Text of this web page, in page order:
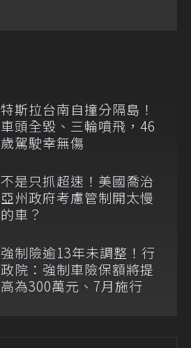
特斯拉台南自撞分隔島！
車頭全毀、三輪噴飛，46
歲駕駛幸無傷
不是只抓超速！美國喬治
亞州政府考慮管制開太慢
的車？
強制險逾13年未調整！行
政院：強制車險保額將提
高為300萬元、7月施行